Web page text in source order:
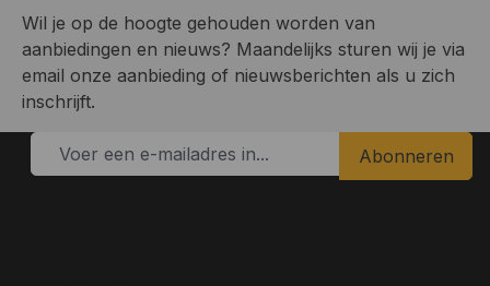
Wil je op de hoogte gehouden worden van
aanbiedingen en nieuws? Maandelijks sturen wij je via
email onze aanbieding of nieuwsberichten als u zich
inschrijft.
Abonneren